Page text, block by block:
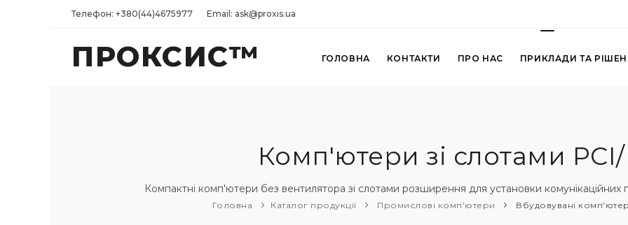
Телефон: +380(44)4675977 Email: ask@proxis.ua
ПРОКСИС™ ГОЛОВНА КОНТАКТИ ПРО НАС ПРИКЛАДИ ТА
Комп'ютери зі слотами
Компактні комп'ютери без вентилятора зі слотами розширення для установки комунікаційних
Головна Каталог продукції Промислові комп'ютери Вбудовувані